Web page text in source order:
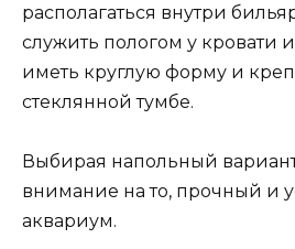
располагаться внутри
служить пологом у кровати
иметь круглую форму и
стеклянной тумбе.
Выбирая напольный
внимание на то, прочный и
аквариум.